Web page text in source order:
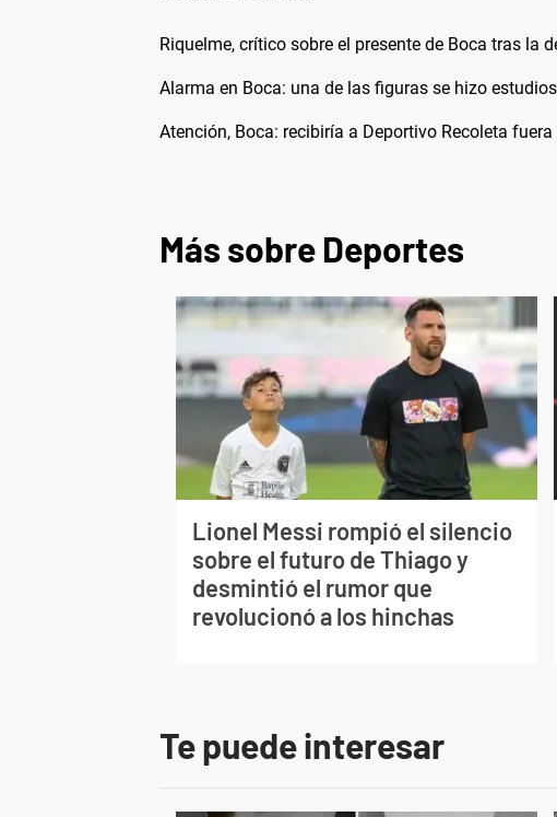
Riquelme, crítico sobre el presente de Boca tras la
Alarma en Boca: una de las figuras se hizo
Atención, Boca: recibiría a Deportivo Recoleta
Más sobre Deportes
Lionel Messi rompió el silencio
sobre el futuro de Thiago y
desmintió el rumor que
revolucionó a los hinchas
Te puede interesar